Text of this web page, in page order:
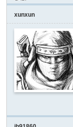
xunxun